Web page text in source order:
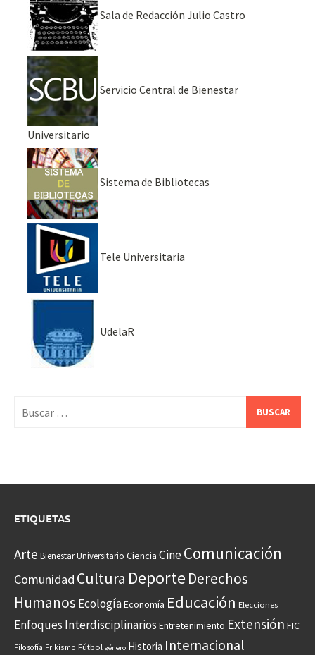
Sala de Redacción Julio Castro
Servicio Central de Bienestar
Universitario
Sistema de Bibliotecas
Tele Universitaria
UdelaR
ETIQUETAS
Arte Bienestar Universitario Ciencia CineComunicación
Comunidad Cultura Deporte Derechos
Humanos EcologíaEconomía Educación Elecciones
Enfoques Interdisciplinarios Entretenimiento Extensión FIC
Filosofía Frikismo Fútbol género Historia Internacional